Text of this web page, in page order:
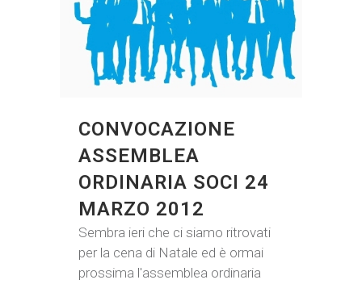
CONVOCAZIONE
ASSEMBLEA
ORDINARIA SOCI 24
MARZO 2012
Sembra ieri che ci siamo ritrovati
per la cena di Natale ed è ormai
prossima l'assemblea ordinaria